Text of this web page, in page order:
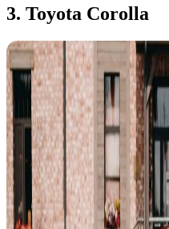
3. Toyota Corolla